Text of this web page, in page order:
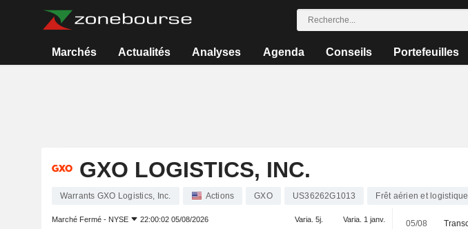
Marchés Actualités Analyses Agenda Conseils Portefeuilles
GXO LOGISTICS, INC.
Warrants GXO Logistics, Inc. Actions GXO US36262G1013 Frêt aérien et logistique
Marché Fermé - NYSE 22:00:02 05/08/2026 Varia. 5j. Varia. 1 janv. 05/08